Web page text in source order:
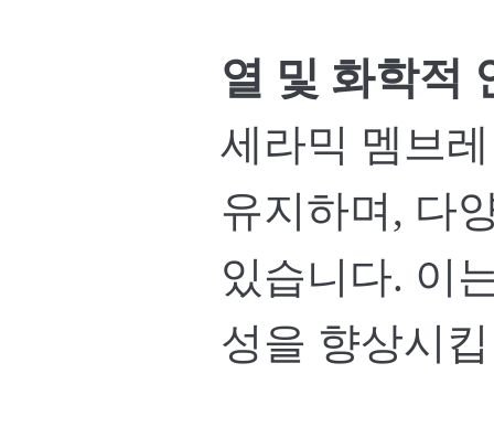
열 및 화학적
세라믹 멤브
유지하며, 다
있습니다. 이
성을 향상시